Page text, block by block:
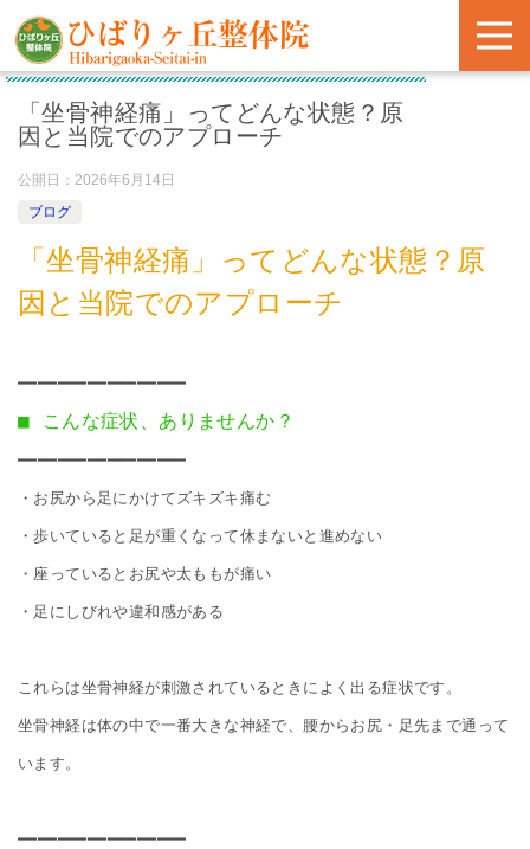
「坐骨神経痛」ってどんな状態？原
因と当院でのアプローチ
公開日： 2026年6月14日
ブログ
「坐骨神経痛」ってどんな状態？原
因と当院でのアプローチ
■ こんな症状、ありませんか？
━━━━━━━━━━━━━━━━━
・お尻から足にかけてズキズキ痛む
・歩いていると足が重くなって休まないと進めない
・座っているとお尻や太ももが痛い
・足にしびれや違和感がある
これらは坐骨神経が刺激されているときによく出る症状です。
坐骨神経は体の中で一番大きな神経で、腰からお尻・足先まで通って
います。